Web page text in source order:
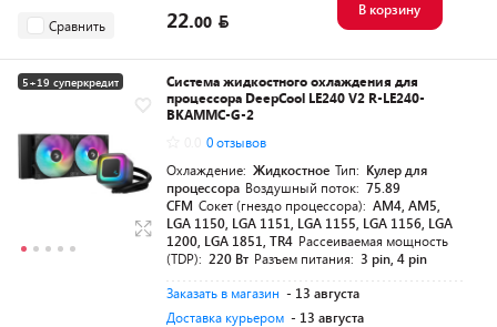
Сравнить 22.00
В корзину
5+19 суперкредит
Система жидкостного охлаждения для
процессора DeepCool LE240 V2 R-LE240-
BKAMMC-G-2
0 отзывов
Охлаждение: Жидкостное Тип: Кулер для
процессора Воздушный поток: 75.89
CFM Сокет (гнездо процессора): AM4, AM5,
LGA 1150, LGA 1151, LGA 1155, LGA 1156, LGA
1200, LGA 1851, TR4 Рассеиваемая мощность
(TDP): 220 Вт Разъем питания: 3 pin, 4 pin
Заказать в магазин - 13 августа
Доставка курьером - 13 августа